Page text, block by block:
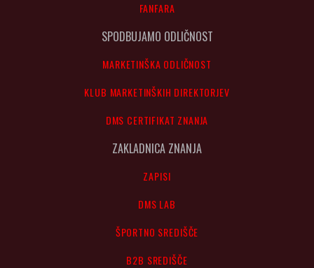
FANFARA
SPODBUJAMO ODLIČNOST
MARKETINŠKA ODLIČNOST
KLUB MARKETINŠKIH DIREKTORJEV
DMS CERTIFIKAT ZNANJA
ZAKLADNICA ZNANJA
ZAPISI
DMS LAB
ŠPORTNO SREDIŠČE
B2B SREDIŠČE